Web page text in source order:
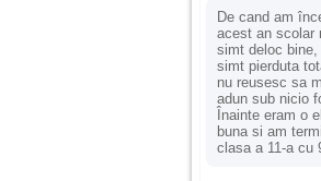
De cand am
acest an scolar
simt deloc bine,
simt pierduta
nu reusesc sa
adun sub nicio
Înainte eram o
buna si am
clasa a 11-a cu